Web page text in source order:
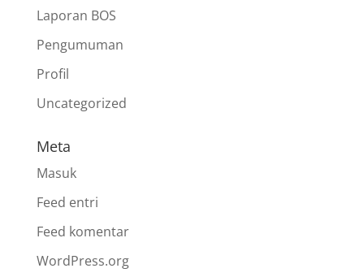
Laporan BOS
Pengumuman
Profil
Uncategorized
Meta
Masuk
Feed entri
Feed komentar
WordPress.org